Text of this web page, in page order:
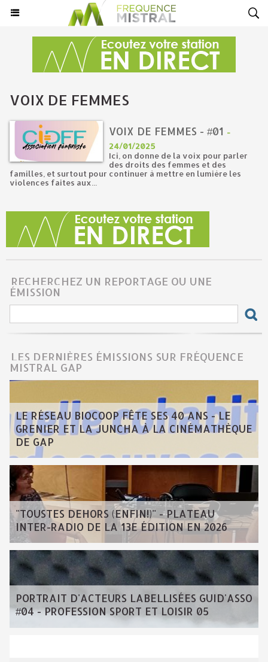
VOIX DE FEMMES
VOIX DE FEMMES - #01 -
24/01/2025
Ici, on donne de la voix pour parler
des droits des femmes et des
familles, et surtout pour continuer à mettre en lumière les
violences faites aux...
RECHERCHEZ UN REPORTAGE OU UNE
ÉMISSION
LES DERNIÈRES ÉMISSIONS SUR FRÉQUENCE
MISTRAL GAP
LE RÉSEAU BIOCOOP FÊTE SES 40 ANS - LE
GRENIER ET LA JUNCHA À LA CINÉMATHÈQUE
DE GAP
"TOUSTES DEHORS (ENFIN!)" - PLATEAU
INTER-RADIO DE LA 13E ÉDITION EN 2026
PORTRAIT D'ACTEURS LABELLISÉES GUID'ASSO
#04 - PROFESSION SPORT ET LOISIR 05